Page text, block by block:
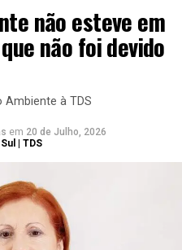
não esteve em
não foi devido
Ambiente à TDS
em 20 de Julho, 2026
| TDS